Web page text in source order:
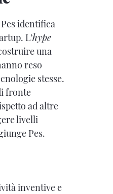
identifica
L’hype
una
reso
stesse.
fronte
ad altre
livelli
Pes.
inventive e